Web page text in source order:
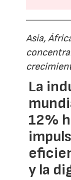
Asia,
La
12%
y la